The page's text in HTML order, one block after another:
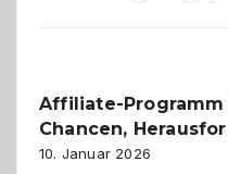
Affiliate-Programm
Chancen,
10. Januar 2026